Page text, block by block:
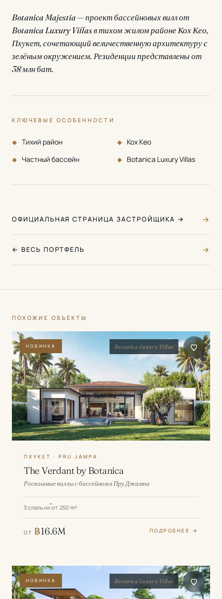
Botanica Majestia — проект бассейновых вилл от
Botanica Luxury Villas в тихом жилом районе Кох Кео,
Пхукет, сочетающий величественную архитектуру с
зелёным окружением. Резиденции представлены от
38 млн бат.
КЛЮЧЕВЫЕ ОСОБЕННОСТИ
Тихий район
Кох Кео
Частный бассейн
Botanica Luxury Villas
ОФИЦИАЛЬНАЯ СТРАНИЦА ЗАСТРОЙЩИКА → →
← ВЕСЬ ПОРТФЕЛЬ →
ПОХОЖИЕ ОБЪЕКТЫ
НОВИНКА Botanica Luxury Villas
ПХУКЕТ · PRU JAMPA
The Verdant by Botanica
Роскошные виллы с бассейном в Пру Джампа
3 спальни от 250 m²
ОТ ฿16.6M ПОДРОБНЕЕ →
НОВИНКА Botanica Luxury Villas